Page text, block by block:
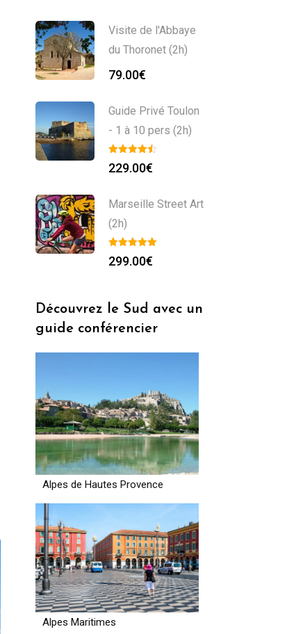
Visite de l'Abbaye
du Thoronet (2h)
79.00€
Guide Privé Toulon
- 1 à 10 pers (2h)
229.00€
Marseille Street Art
(2h)
299.00€
Découvrez le Sud avec un
guide conférencier
Alpes de Hautes Provence
Alpes Maritimes